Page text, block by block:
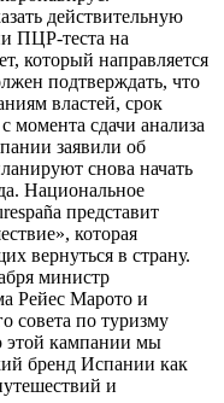
действительную
ПЦР-теста на
который направляется
подтверждать, что
властей, срок
момента сдачи анализа
заявили об
снова начать
Национальное
представит
которая
вернуться в страну.
министр
Рейес Марото и
совета по туризму
этой кампании мы
бренд Испании как
и